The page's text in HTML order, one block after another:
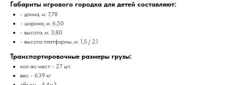
Габариты игрового городка для детей составляют:
- длина, м: 7,78
- ширина, м: 6,50
- высота, м: 3,80
- высота платформы, м: 1,5 / 2,1
Транспортировочные размеры грузы:
кол-во мест - 27 шт.
вес - 639 кг